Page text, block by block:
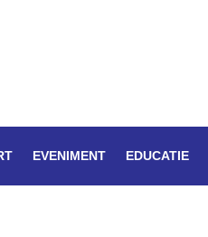
EVENIMENT EDUCATIE